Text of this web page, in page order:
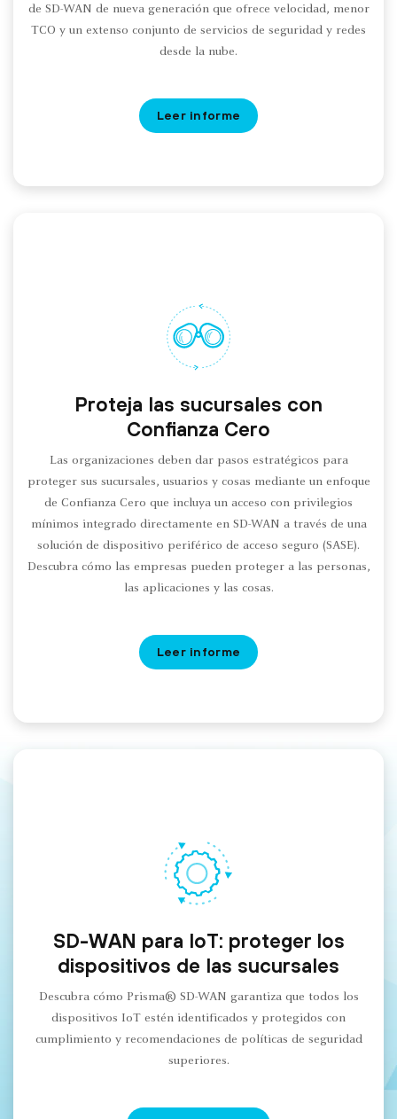
de SD-WAN de nueva generación que ofrece velocidad, menor
TCO y un extenso conjunto de servicios de seguridad y redes
desde la nube.
Leer informe
Proteja las sucursales con
Confianza Cero
Las organizaciones deben dar pasos estratégicos para
proteger sus sucursales, usuarios y cosas mediante un enfoque
de Confianza Cero que incluya un acceso con privilegios
mínimos integrado directamente en SD-WAN a través de una
solución de dispositivo periférico de acceso seguro (SASE).
Descubra cómo las empresas pueden proteger a las personas,
las aplicaciones y las cosas.
Leer informe
SD-WAN para IoT: proteger los
dispositivos de las sucursales
Descubra cómo Prisma® SD-WAN garantiza que todos los
dispositivos IoT estén identificados y protegidos con
cumplimiento y recomendaciones de políticas de seguridad
superiores.